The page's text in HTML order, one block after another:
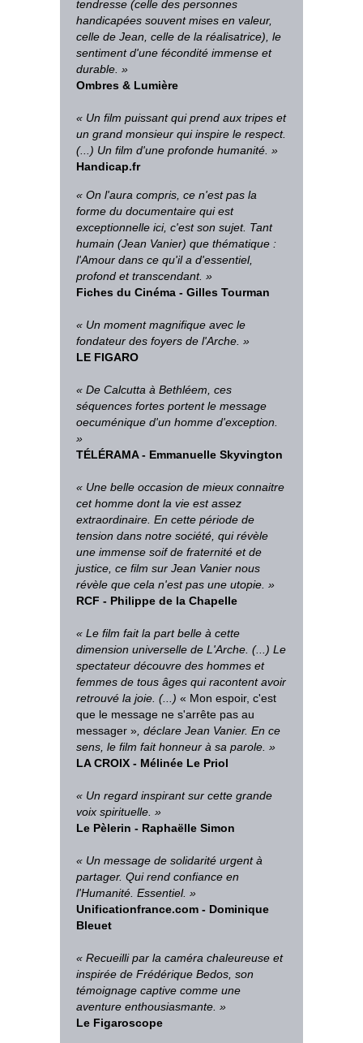
tendresse (celle des personnes
handicapées souvent mises en valeur,
celle de Jean, celle de la réalisatrice), le
sentiment d'une fécondité immense et
durable. »
Ombres & Lumière
« Un film puissant qui prend aux tripes et
un grand monsieur qui inspire le respect.
(...) Un film d'une profonde humanité. »
Handicap.fr
« On l'aura compris, ce n'est pas la
forme du documentaire qui est
exceptionnelle ici, c'est son sujet. Tant
humain (Jean Vanier) que thématique :
l'Amour dans ce qu'il a d'essentiel,
profond et transcendant. »
Fiches du Cinéma - Gilles Tourman
« Un moment magnifique avec le
fondateur des foyers de l'Arche. »
LE FIGARO
« De Calcutta à Bethléem, ces
séquences fortes portent le message
oecuménique d'un homme d'exception.
»
TÉLÉRAMA - Emmanuelle Skyvington
« Une belle occasion de mieux connaitre
cet homme dont la vie est assez
extraordinaire. En cette période de
tension dans notre société, qui révèle
une immense soif de fraternité et de
justice, ce film sur Jean Vanier nous
révèle que cela n'est pas une utopie. »
RCF - Philippe de la Chapelle
« Le film fait la part belle à cette
dimension universelle de L'Arche. (...) Le
spectateur découvre des hommes et
femmes de tous âges qui racontent avoir
retrouvé la joie. (...) « Mon espoir, c'est
que le message ne s'arrête pas au
messager » , déclare Jean Vanier. En ce
sens, le film fait honneur à sa parole. »
LA CROIX - Mélinée Le Priol
« Un regard inspirant sur cette grande
voix spirituelle. »
Le Pèlerin - Raphaëlle Simon
« Un message de solidarité urgent à
partager. Qui rend confiance en
l'Humanité. Essentiel. »
Unificationfrance.com - Dominique
Bleuet
« Recueilli par la caméra chaleureuse et
inspirée de Frédérique Bedos, son
témoignage captive comme une
aventure enthousiasmante. »
Le Figaroscope